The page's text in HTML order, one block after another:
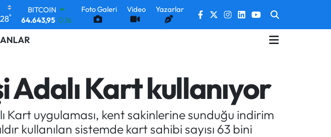
28°
DOLAR
47,6006 0.06
EURO
55,0250
6500.87
0.12
BİST100
BITCOIN
64.643,95
Foto Galeri Video Yazarlar
Adalı Kart kullanıyor
Kart uygulaması, kent sakinlerine sunduğu indirim
kullanılan sistemde kart sahibi sayısı 63 bini